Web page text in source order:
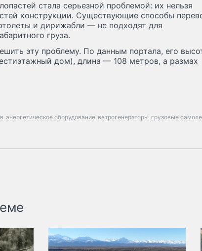
стала серьезной проблемой: их нельзя
конструкции. Существующие способы
и дирижабли — не подходят для
груза.
эту проблему. По данным портала, его
дом), длина — 108 метров, а размах
энергетическое оборудование ветрогенераторы грузовые